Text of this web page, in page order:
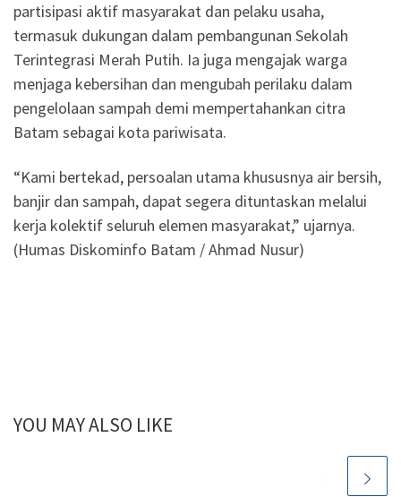
partisipasi aktif masyarakat dan pelaku usaha,
termasuk dukungan dalam pembangunan Sekolah
Terintegrasi Merah Putih. Ia juga mengajak warga
menjaga kebersihan dan mengubah perilaku dalam
pengelolaan sampah demi mempertahankan citra
Batam sebagai kota pariwisata.
“Kami bertekad, persoalan utama khususnya air bersih,
banjir dan sampah, dapat segera dituntaskan melalui
kerja kolektif seluruh elemen masyarakat,” ujarnya.
(Humas Diskominfo Batam / Ahmad Nusur)
YOU MAY ALSO LIKE